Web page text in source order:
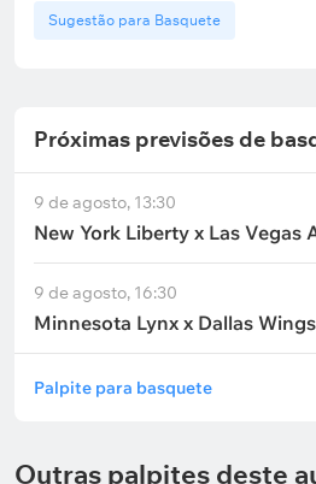
Sugestão para Basquete
Próximas previsões de
9 de agosto, 13:30
New York Liberty x Las Vegas
9 de agosto, 16:30
Minnesota Lynx x Dallas Wings
Palpite para basquete
Outras palpites deste